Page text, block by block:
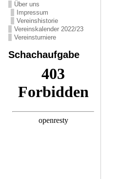
Über uns
Impressum
Vereinshistorie
Vereinskalender 2022/23
Vereinsturniere
Schachaufgabe